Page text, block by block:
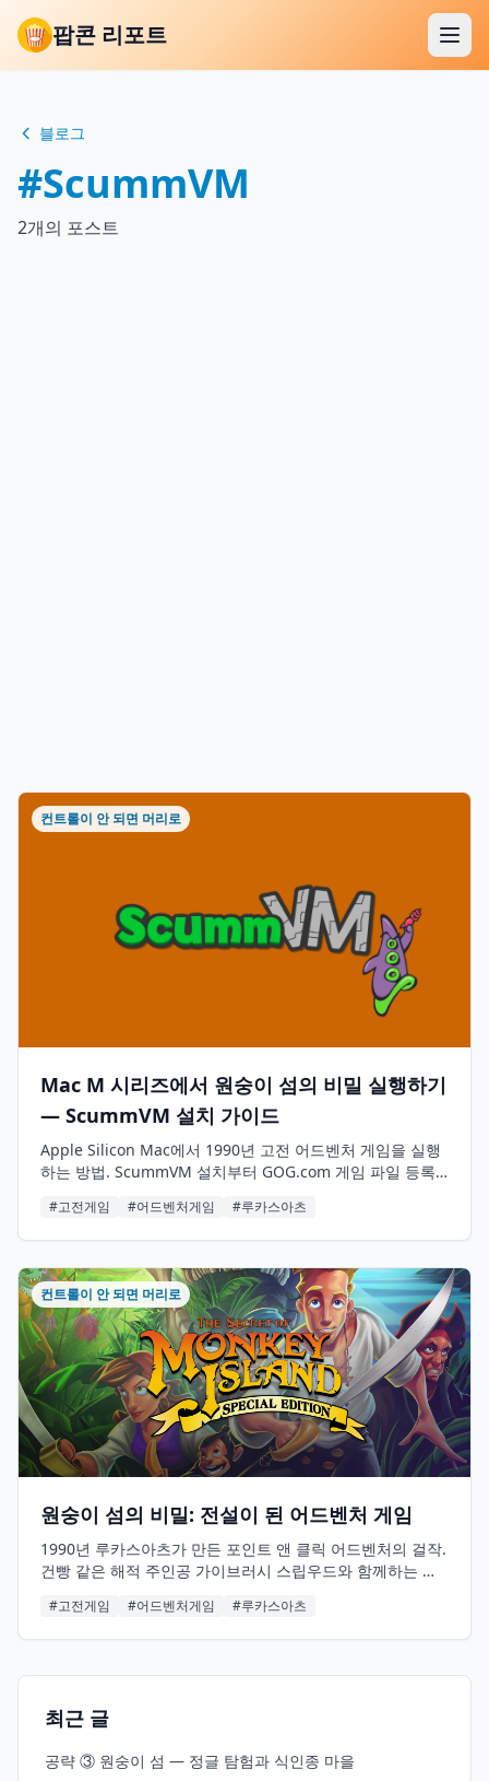
팝콘 리포트
블로그
#ScummVM
2개의 포스트
컨트롤이 안 되면 머리로
Mac M 시리즈에서 원숭이 섬의 비밀 실행하기
— ScummVM 설치 가이드
Apple Silicon Mac에서 1990년 고전 어드벤처 게임을 실행
하는 방법. ScummVM 설치부터 GOG.com 게임 파일 등록,
#고전게임 #어드벤처게임 #루카스아츠
컨트롤이 안 되면 머리로
원숭이 섬의 비밀: 전설이 된 어드벤처 게임
1990년 루카스아츠가 만든 포인트 앤 클릭 어드벤처의 걸작.
건빵 같은 해적 주인공 가이브러시 스립우드와 함께하는 황
임을 해야 하는지 알려드립니다.
#고전게임 #어드벤처게임 #루카스아츠
최근 글
공략 ③ 원숭이 섬 — 정글 탐험과 식인종 마을